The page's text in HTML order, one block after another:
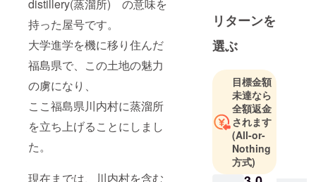
distillery(蒸溜所) の意味を
持った屋号です。
大学進学を機に移り住んだ
福島県で、この土地の魅力
の虜になり、
ここ福島県川内村に蒸溜所
を立ち上げることにしまし
た。
現在までは、川内村を含む
路町に移
住。「(株)
ホップジャ
パン」にて
クラフト
ビールの醸
造を経験
後、独立。
現在は
「(株)Kokag
e」を設立
リターンを
選ぶ
目標金額
未達なら
全額返金
されます
(All-or-
Nothing
方式)